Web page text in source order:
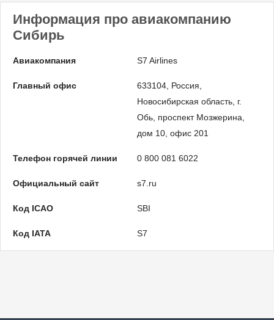
Информация про авиакомпанию
Сибирь
Авиакомпания S7 Airlines
Главный офис
633104, Россия,
Новосибирская область, г.
Обь, проспект Мозжерина,
дом 10, офис 201
Телефон горячей линии 0 800 081 6022
Официальный сайт s7.ru
Код ICAO SBI
Код IATA S7